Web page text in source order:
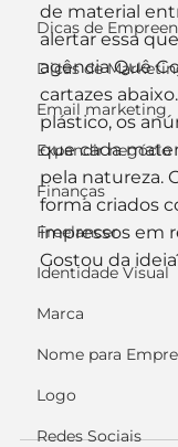
Dicas de
Dicas de
Email marketing
Expandir negócio
Finanças
Freelancer
Identidade Visual
Marca
Nome para
Logo
Redes Sociais
de material
alertar essa
agência Quê
cartazes
plástico, os
que cada
pela natureza.
forma criados
impressos em
Gostou da